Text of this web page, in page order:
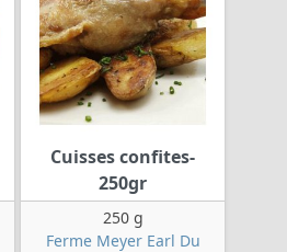
Cuisses confites-
250gr
250 g
Ferme Meyer Earl Du